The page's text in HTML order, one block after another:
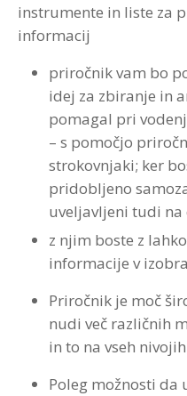
instrumente in liste za
informacij
priročnik vam bo
idej za zbiranje in
pomagal pri
– s pomočjo
strokovnjaki; ker
pridobljeno
uveljavljeni tudi
z njim boste z
informacije v
Priročnik je moč
nudi več različnih
in to na vseh
Poleg možnosti da